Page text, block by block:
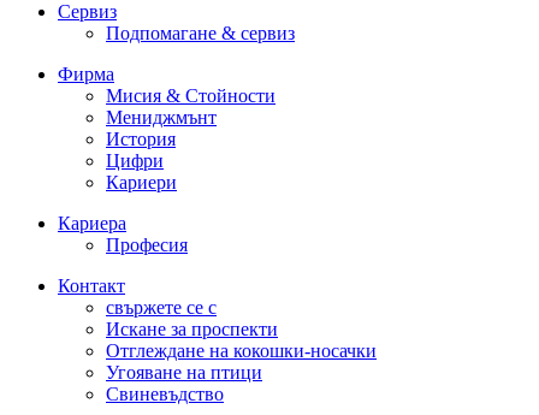
Сервиз
Подпомагане & сервиз
Фирма
Мисия & Стойности
Мениджмънт
История
Цифри
Кариери
Кариера
Професия
Контакт
свържете се с
Искане за проспекти
Отглеждане на кокошки-носачки
Угояване на птици
Свиневъдство